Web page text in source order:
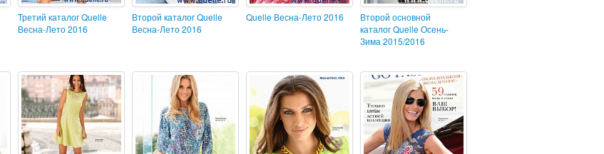
Третий каталог Quelle
Весна-Лето 2016
Второй каталог Quelle
Весна-Лето 2016
Quelle Весна-Лето 2016
Второй основной
каталог Quelle Осень-
Зима 2015/2016